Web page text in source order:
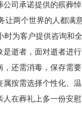
公司承诺提供的殡葬
让两个世界的人都满
时为客户提供咨询和
逝者，面对逝者进行
，还需消毒，保存需
属按需选择个性化、
在葬礼上多一份安慰